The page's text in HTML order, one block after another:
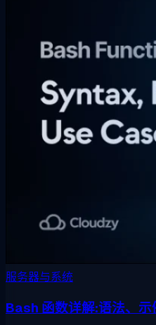
服务器与系统
Bash 函数详解:语法、示